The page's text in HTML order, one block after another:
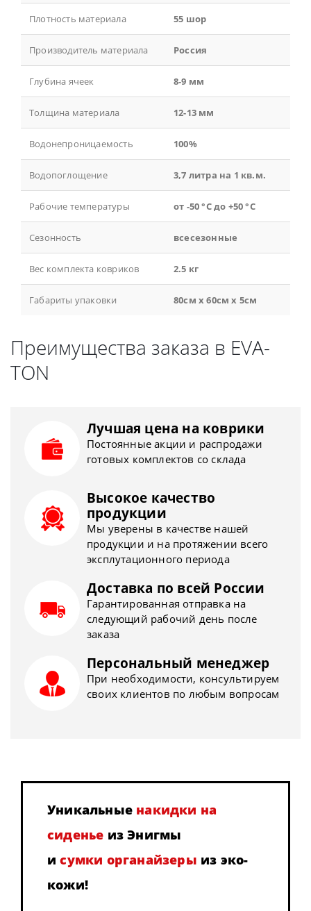
Плотность материала 55 шор
Производитель материала Россия
Глубина ячеек 8-9 мм
Толщина материала 12-13 мм
Водонепроницаемость 100%
Водопоглощение 3,7 литра на 1 кв.м.
Рабочие температуры от -50 °С до +50 °С
Сезонность всесезонные
Вес комплекта ковриков 2.5 кг
Габариты упаковки 80см x 60см x 5см
Преимущества заказа в EVA-
TON
Лучшая цена на коврики
Постоянные акции и распродажи
готовых комплектов со склада
Высокое качество
продукции
Мы уверены в качестве нашей
продукции и на протяжении всего
эксплутационного периода
Доставка по всей России
Гарантированная отправка на
следующий рабочий день после
заказа
Персональный менеджер
При необходимости, консультируем
своих клиентов по любым вопросам
Уникальные накидки на
сиденье из Энигмы
исумки органайзеры из эко-
кожи!